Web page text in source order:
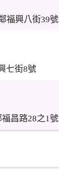
福興八街39號
七街8號
昌路28之1號